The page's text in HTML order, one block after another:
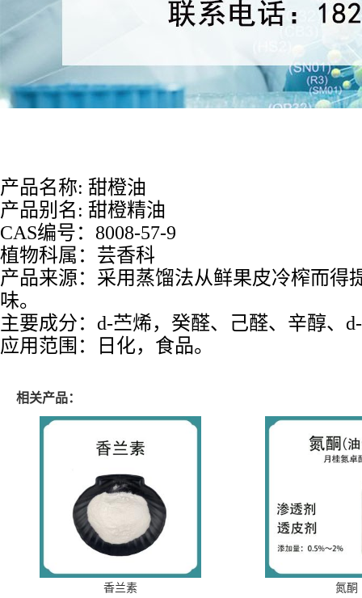
产品名称: 甜橙油
产品别名: 甜橙精油
CAS编号：8008-57-9
植物科属： 芸香科
产品来源：采用蒸馏法从鲜果皮冷榨而
味。
主要成分：d-苎烯，癸醛、己醛、辛醇、
应用范围：日化，食品。
相关产品：
香兰素 氮酮